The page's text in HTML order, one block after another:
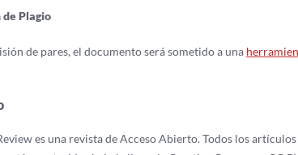
Plagio
de pares, el documento será sometido a una
es una revista de Acceso Abierto. Todos los